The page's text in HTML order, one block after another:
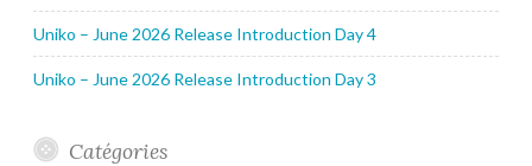
Uniko – June 2026 Release Introduction Day 4
Uniko – June 2026 Release Introduction Day 3
Catégories